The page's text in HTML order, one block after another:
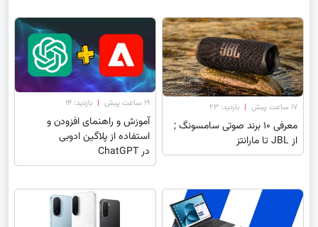
۱۷ ساعت پیش | بازدید: 23
معرفی 10 برند صوتی سامسونگ ;
از JBL تا مارانتز
۱۹ ساعت پیش | بازدید: 14
آموزش و راهنمای افزودن و
استفاده از پلاگین ادوبی
در ChatGPT